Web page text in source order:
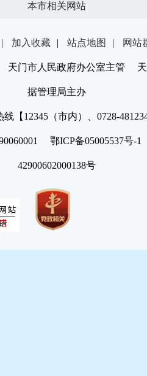
本市相关网站
| 加入收藏 | 站点地图 | 网站
天门市人民政府办公室主管 天
据管理局主办
【12345（市内）、0728-
鄂ICP备05005537号
42900602000138号